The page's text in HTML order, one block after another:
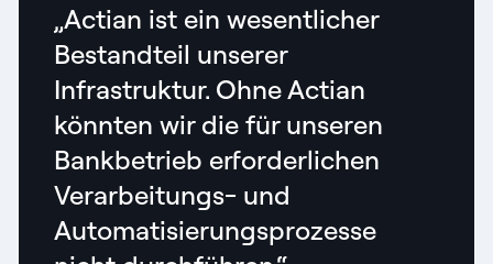
„Actian ist ein wesentlicher
Bestandteil unserer
Infrastruktur. Ohne Actian
könnten wir die für unseren
Bankbetrieb erforderlichen
Verarbeitungs- und
Automatisierungsprozesse